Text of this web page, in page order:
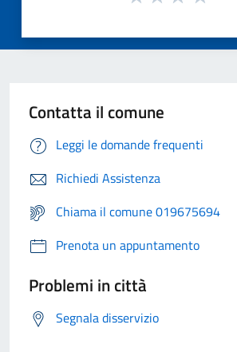
Contatta il comune
Leggi le domande frequenti
Richiedi Assistenza
Chiama il comune 019675694
Prenota un appuntamento
Problemi in città
Segnala disservizio